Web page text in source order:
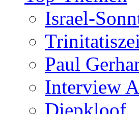
Israel-
Paul
Interview